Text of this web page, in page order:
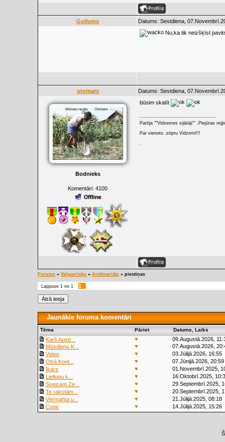
Gollums
Datums: Sestdiena,
Nu,ka tik neizšķīst
otomars Datums: Sestdiena,
Bodnieks
Komentāri: 4100
būsim skatīt
Partija ""Vidzemes sijātāji"" .Piejūras
Par vienotu ,stipru Vidzemi!!!
.
Forums » Vaļasprieks » Antikvariāts » piestiņas
Lappuse 1 no 1 1
Jaunākie foruma komentāri
Tēma Pāriet Datums, Laiks
Karš Austr... ▼
09.Augustā.2026,
Mūsdienu K...
▼
07.Augustā.2026,
Video
▼
03.Jūlijā.2026, 16:55
Otrā front...
▼
07.Jūnijā.2026, 20:59
Ikars
▼
01.Novembrī.2025,
Liellopu k...
▼
16.Oktobrī.2025,
Sveicam Ze...
▼
29.Septembrī.2025,
Te rakstām...
▼
20.Septembrī.2025,
Vērmahta u...
▼
21.Jūlijā.2025, 08:18
Cope
▼ 14.Jūlijā.2025, 15:26